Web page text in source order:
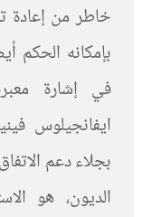
خاطر من إعادة
بإمكانه الحكم
في إشارة
ايفانجيلوس
بجلاء دعم